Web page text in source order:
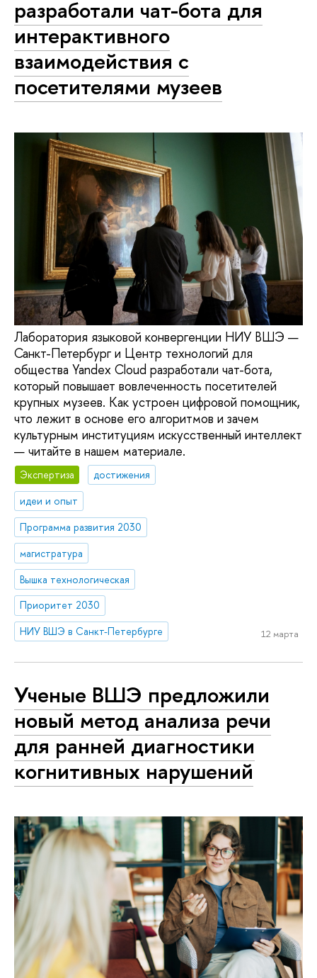
разработали чат-бота для
интерактивного
взаимодействия с
посетителями музеев
Лаборатория языковой конвергенции НИУ ВШЭ —
Санкт-Петербург и Центр технологий для
общества Yandex Cloud разработали чат-бота,
который повышает вовлеченность посетителей
крупных музеев. Как устроен цифровой помощник,
что лежит в основе его алгоритмов и зачем
культурным институциям искусственный интеллект
— читайте в нашем материале.
Экспертиза
достижения
идеи и опыт
Программа развития 2030
магистратура
Вышка технологическая
Приоритет 2030
НИУ ВШЭ в Санкт-Петербурге
12 марта
Ученые ВШЭ предложили
новый метод анализа речи
для ранней диагностики
когнитивных нарушений